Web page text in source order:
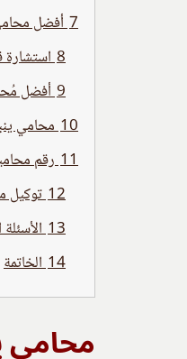
7 أفضل
8 استشارة
9 أفضل
10 محامي
11 رقم
12 توكيل
13
14 الخاتمة
محامي